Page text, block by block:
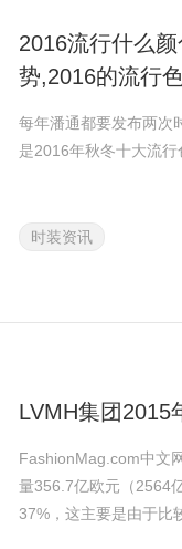
2016流行什么
势,2016的流行
每年潘通都要发布两次
是2016年秋冬十大流
时装资讯
LVMH集团2015
FashionMag.com中文
量356.7亿欧元（2564
37%，这主要是由于比